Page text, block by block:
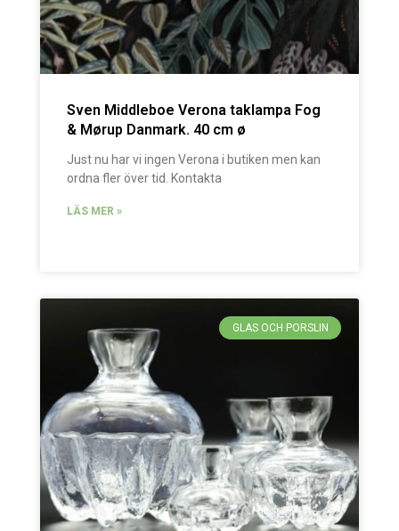
Sven Middleboe Verona taklampa Fog
& Mørup Danmark. 40 cm ø
Just nu har vi ingen Verona i butiken men kan
ordna fler över tid. Kontakta
LÄS MER »
GLAS OCH PORSLIN